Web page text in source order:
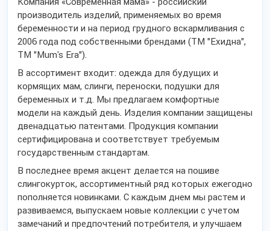
производитель изделий, применяемых во время
беременности и на период грудного вскармливания с
2006 года под собственными брендами (ТМ "Ехидна",
ТМ "Mum's Era").
В ассортимент входит: одежда для будущих и
кормящих мам, слинги, переноски, подушки для
беременных и т.д. Мы предлагаем комфортные
модели на каждый день. Изделия компании защищены
двенадцатью патентами. Продукция компании
сертифицирована и соответствует требуемым
государственным стандартам.
В последнее время акцент делается на пошиве
слингокурток, ассортиментный ряд которых ежегодно
пополняется новинками. С каждым днем мы растем и
развиваемся, выпускаем новые коллекции с учетом
замечаний и предпочтений потребителя, и улучшаем